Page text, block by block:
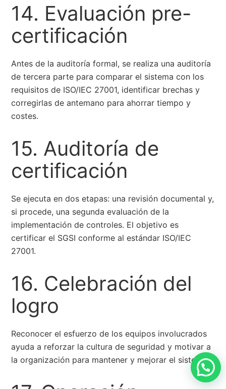
14. Evaluación pre-
certificación
Antes de la auditoría formal, se realiza una auditoría
de tercera parte para comparar el sistema con los
requisitos de ISO/IEC 27001, identificar brechas y
corregirlas de antemano para ahorrar tiempo y
costes.
15. Auditoría de
certificación
Se ejecuta en dos etapas: una revisión documental y,
si procede, una segunda evaluación de la
implementación de controles. El objetivo es
certificar el SGSI conforme al estándar ISO/IEC
27001.
16. Celebración del
logro
Reconocer el esfuerzo de los equipos involucrados
ayuda a reforzar la cultura de seguridad y motivar a
la organización para mantener y mejorar el sistema.